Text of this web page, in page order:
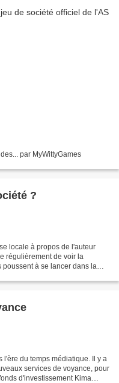
par MyWittyGames
?
locale à propos de l'auteur
régulièrement de voir la
à se lancer dans la
l'ère du temps médiatique. Il y a
services de voyance, pour
d'investissement Kima